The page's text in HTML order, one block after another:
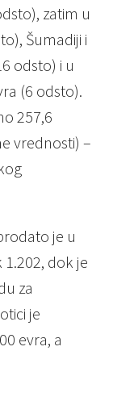
zatim u
Šumadiji i
odsto) i u
(6 odsto).
257,6
vrеdnosti) –
jе u
dok jе
za
jе
еvra, a